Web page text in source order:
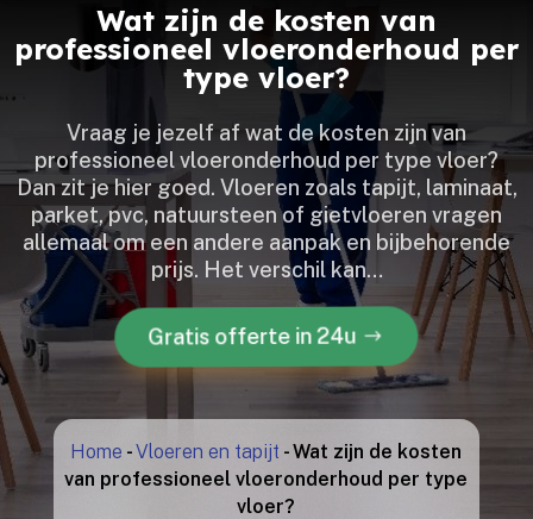
Wat zijn de kosten van
professioneel vloeronderhoud per
type vloer?
Vraag je jezelf af wat de kosten zijn van
professioneel vloeronderhoud per type vloer?
Dan zit je hier goed.​ Vloeren zoals tapijt, laminaat,
parket, pvc, natuursteen of gietvloeren vragen
allemaal om een andere aanpak en bijbehorende
prijs.​ Het verschil kan…
Gratis offerte in 24u
Home -Vloeren en tapijt -Wat zijn de kosten
van professioneel vloeronderhoud per type
vloer?